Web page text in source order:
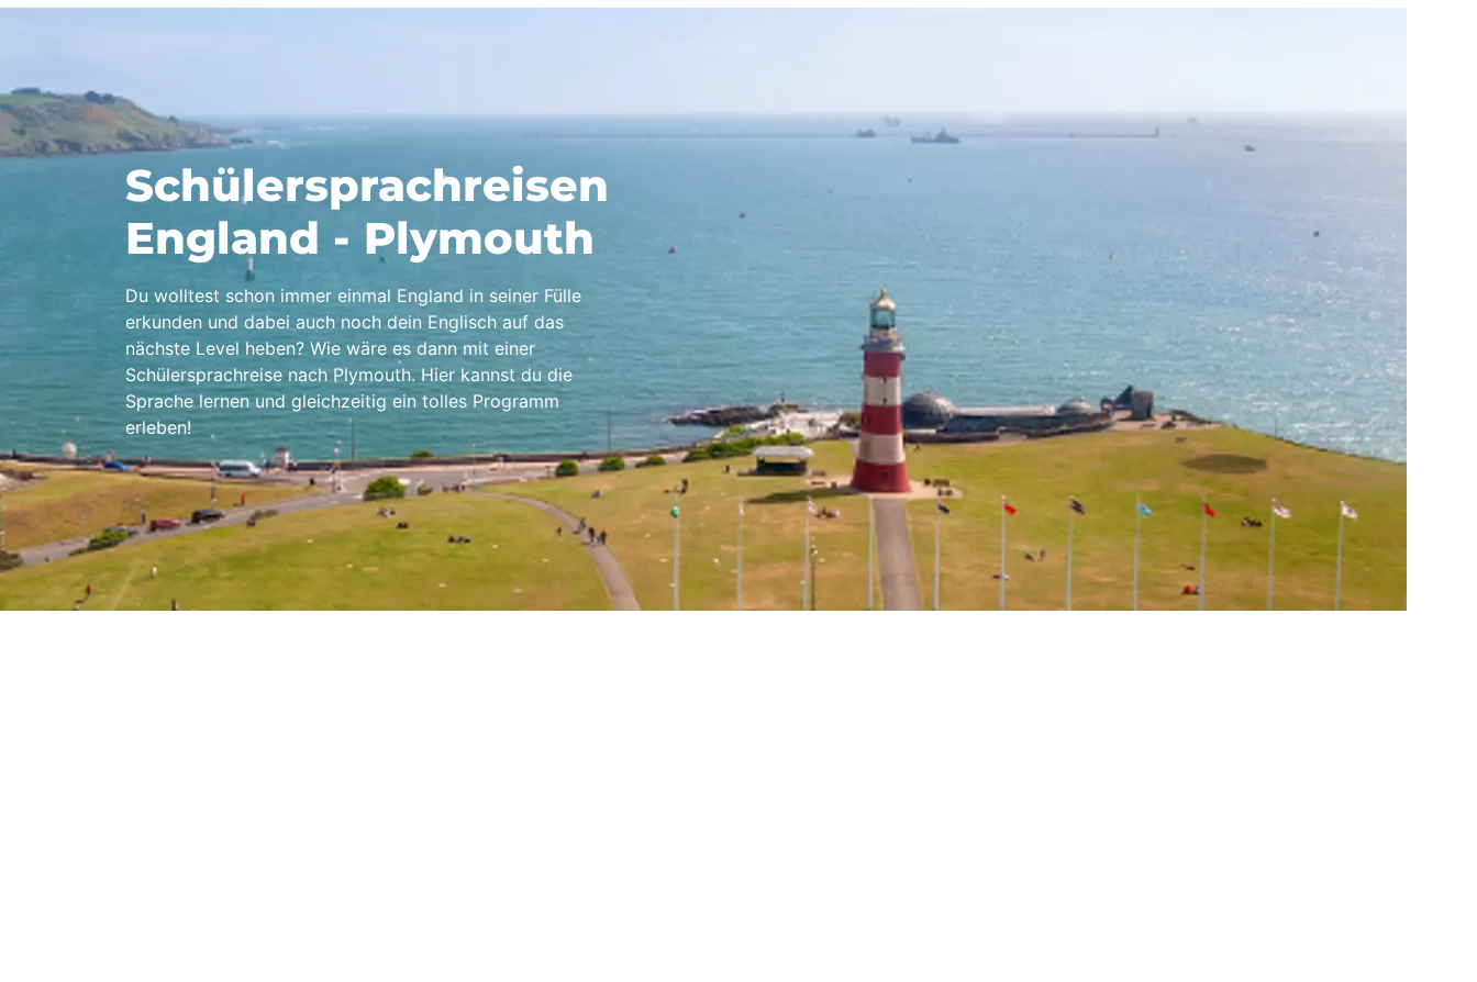
Schülersprachreisen
England - Plymouth
Du wolltest schon immer einmal England in seiner Fülle
erkunden und dabei auch noch dein Englisch auf das
nächste Level heben? Wie wäre es dann mit einer
Schülersprachreise nach Plymouth. Hier kannst du die
Sprache lernen und gleichzeitig ein tolles Programm
erleben!